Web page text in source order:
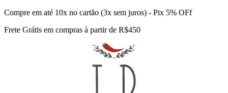
Compre em até 10x no cartão (3x sem juros) - Pix 5% OFf
Frete Grátis em compras à partir de R$450